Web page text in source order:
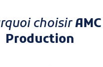
choisirAMC
Production